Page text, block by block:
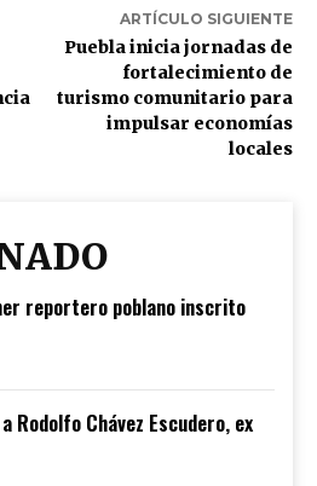
ARTÍCULO SIGUIENTE
Puebla inicia jornadas de
fortalecimiento de
turismo comunitario para
impulsar economías
locales
reportero poblano inscrito
Rodolfo Chávez Escudero, ex